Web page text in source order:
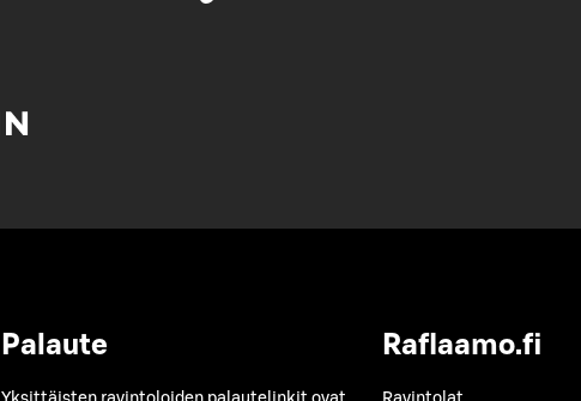
Palaute Raflaamo.fi